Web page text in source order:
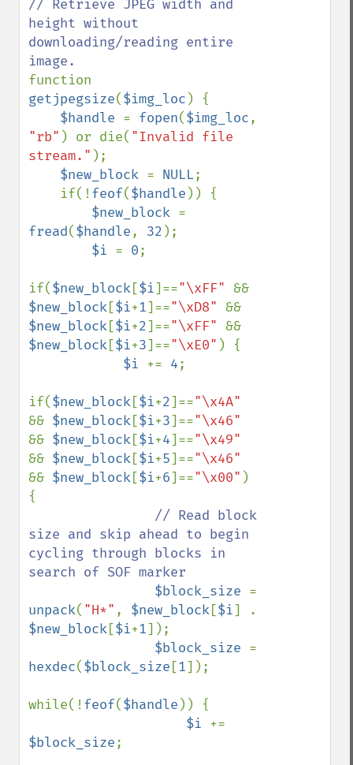
// Retrieve JPEG width and
height without
downloading/reading entire
getjpegsize($img_loc ) {
$handle = fopen($img_loc
"rb" ) or die( "Invalid file
stream." );
$new_block = NULL;
    if(!
feof($handle )) {
$new_block
fread($handle, 32 );
$i = 0;
if($new_block[$i]=="\xFF"
$new_block[$i+1]=="\xD8"
$new_block[$i+2]=="\xFF"
$new_block[$i+3]=="\xE0" ) {
$i += 4;
if($new_block[$i+2]==
&& $new_block[$i+3]==
&& $new_block[$i+4]==
&& $new_block[$i+5]==
&& $new_block[$i+6]=="\x00" )
{
// Read block
size and skip ahead to begin
cycling through blocks in
search of SOF marker
$block_size
unpack( "H*" , $new_block[$i
$new_block[$i+1]);
$block_size
hexdec($block_size [1]);
while(!feof($handle )) {
$i
$block_size;